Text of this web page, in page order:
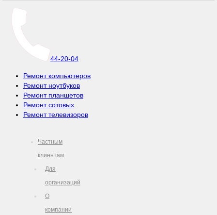
44-20-04
Ремонт компьютеров
Ремонт ноутбуков
Ремонт планшетов
Ремонт сотовых
Ремонт телевизоров
Частным
клиентам
Для
организаций
О
компании